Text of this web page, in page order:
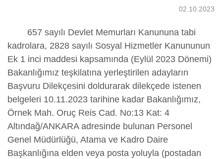
02.10.2023
657 sayılı Devlet Memurları Kanununa tabi
kadrolara, 2828 sayılı Sosyal Hizmetler Kanununun
Ek 1 inci maddesi kapsamında (Eylül 2023 Dönemi)
Bakanlığımız teşkilatına yerleştirilen adayların
Başvuru Dilekçesini doldurarak dilekçede istenen
belgeleri 10.11.2023 tarihine kadar Bakanlığımız,
Örnek Mah. Oruç Reis Cad. No:13 Kat: 4
Altındağ/ANKARA adresinde bulunan Personel
Genel Müdürlüğü, Atama ve Kadro Daire
Başkanlığına elden veya posta yoluyla (postadan
Yurtdışı
Öğrenciler